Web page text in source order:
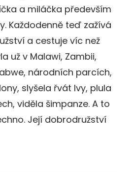
a miláčka především
Každodenně teď zažívá
a cestuje víc než
už v Malawi, Zambii,
národních parcích,
slyšela řvát lvy, plula
viděla šimpanze. A to
Její dobrodružství